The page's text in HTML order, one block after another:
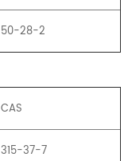
50-28-2
CAS
315-37-7